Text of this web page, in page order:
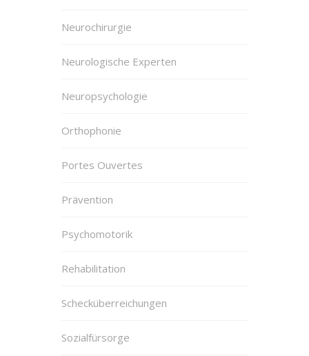
Neurochirurgie
Neurologische Experten
Neuropsychologie
Orthophonie
Portes Ouvertes
Prävention
Psychomotorik
Rehabilitation
Schecküberreichungen
Sozialfürsorge